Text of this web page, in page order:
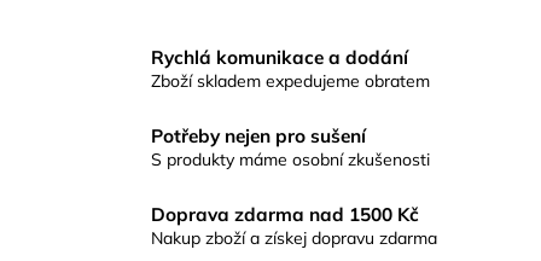
Rychlá komunikace a dodání
Zboží skladem expedujeme obratem
Potřeby nejen pro sušení
S produkty máme osobní zkušenosti
Doprava zdarma nad 1500 Kč
Nakup zboží a získej dopravu zdarma